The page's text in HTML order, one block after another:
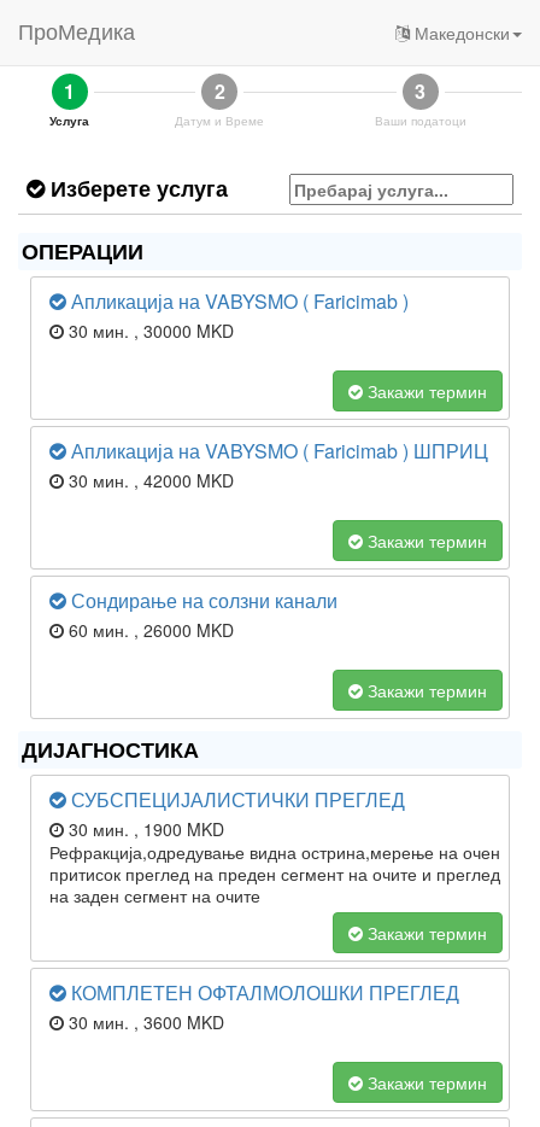
ПроМедика Македонски
1
Услуга
2
Датум и Време
3
Ваши податоци
Изберете услуга
ОПЕРАЦИИ
Апликација на VABYSMO ( Faricimab )
30 мин. , 30000 MKD
Закажи термин
Апликација на VABYSMO ( Faricimab ) ШПРИЦ
30 мин. , 42000 MKD
Закажи термин
Сондирање на солзни канали
60 мин. , 26000 MKD
Закажи термин
ДИЈАГНОСТИКА
СУБСПЕЦИЈАЛИСТИЧКИ ПРЕГЛЕД
30 мин. , 1900 MKD
Рефракција,одредување видна острина,мерење на очен
притисок преглед на преден сегмент на очите и преглед
на заден сегмент на очите
Закажи термин
КОМПЛЕТЕН ОФТАЛМОЛОШКИ ПРЕГЛЕД
30 мин. , 3600 MKD
Закажи термин